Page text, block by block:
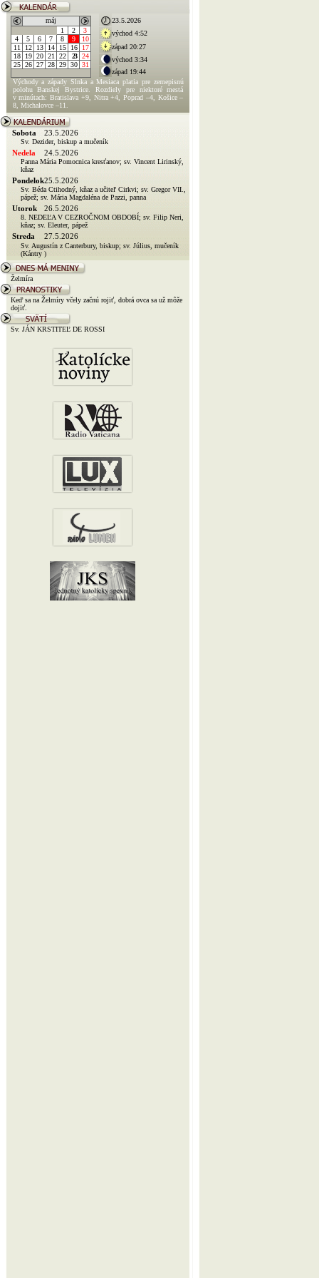
máj
1
2
3
4
5 6 7 8 9
10
11
12 13 14 15 16
17
18
19 20 21 22 23
24
25 26 27 28 29 30 31
23.5.2026
východ 4:52
západ 20:27
východ 3:34
západ 19:44
Východy a západy Slnka a Mesiaca platia pre zemepisnú
polohu Banskej Bystrice. Rozdiely pre niektoré mestá
v minútach: Bratislava +9, Nitra +4, Poprad –4, Košice –
8, Michalovce –11.
Sobota 23.5.2026
Sv. Dezider, biskup a mučeník
Nedela 24.5.2026
Panna Mária Pomocnica kresťanov; sv. Vincent Lirinský,
kňaz
Pondelok25.5.2026
Sv. Béda Ctihodný, kňaz a učiteľ Cirkvi; sv. Gregor VII.,
pápež; sv. Mária Magdaléna de Pazzi, panna
Utorok 26.5.2026
8. NEDEĽA V CEZROČNOM OBDOBÍ; sv. Filip Neri,
kňaz; sv. Eleuter, pápež
Streda 27.5.2026
Sv. Augustín z Canterbury, biskup; sv. Július, mučeník
(Kántry )
Želmíra
Keď sa na Želmíry včely začnú rojiť, dobrá ovca sa už môže
dojiť.
Sv. JÁN KRSTITEĽ DE ROSSI